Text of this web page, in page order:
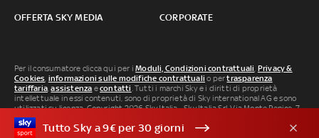
OFFERTA SKY MEDIA CORPORATE
Per il consumatore clicca qui per iModuli, Condizioni contrattuali, Privacy &
Cookies, informazioni sulle modifiche contrattuali o pertrasparenza
tariffaria,assistenza econtatti. Tutti i marchi Sky e i diritti di proprietà
intellettuale in essi contenuti, sono di proprietà di Sky international AG e sono
utilizzati su licenza. Copyright 2026 Sky Italia - Sky Italia Srl Via Monte Penice, 7 -
20138 Milano P.IVA 04619241005. SkyTG24: ISSN 3035-1537 e SkySport: ISSN
3035-1545.Segnalazione Abusi
Tutto Sky a 9€ per 30 giorni